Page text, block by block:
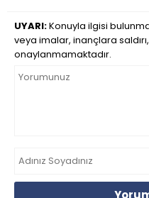
UYARI:Konuyla ilgisi
veya imalar, inançlara
onaylanmamaktadır.